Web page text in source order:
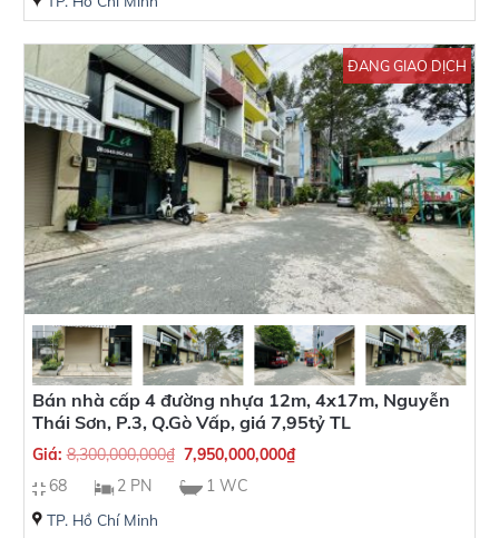
ĐANG GIAO DỊCH
Bán nhà cấp 4 đường nhựa 12m, 4x17m, Nguyễn
Thái Sơn, P.3, Q.Gò Vấp, giá 7,95tỷ TL
Giá:8,300,000,000₫ 7,950,000,000₫
68
2 PN 1 WC
TP. Hồ Chí Minh